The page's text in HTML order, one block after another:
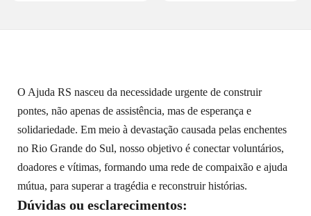
O Ajuda RS nasceu da necessidade urgente de construir
pontes, não apenas de assistência, mas de esperança e
solidariedade. Em meio à devastação causada pelas enchentes
no Rio Grande do Sul, nosso objetivo é conectar voluntários,
doadores e vítimas, formando uma rede de compaixão e ajuda
mútua, para superar a tragédia e reconstruir histórias.
Dúvidas ou esclarecimentos: